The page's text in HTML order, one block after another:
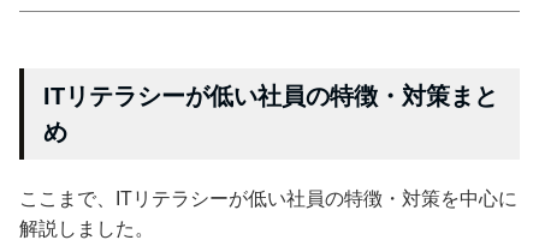
ITリテラシーが低い社員の特徴・対策まと
め
ここまで、ITリテラシーが低い社員の特徴・対策を中心に
解説しました。